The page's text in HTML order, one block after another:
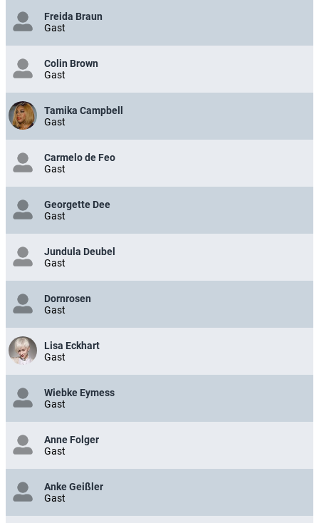
Freida Braun
Gast
Colin Brown
Gast
Tamika Campbell
Gast
Carmelo de Feo
Gast
Georgette Dee
Gast
Jundula Deubel
Gast
Dornrosen
Gast
Lisa Eckhart
Gast
Wiebke Eymess
Gast
Anne Folger
Gast
Anke Geißler
Gast